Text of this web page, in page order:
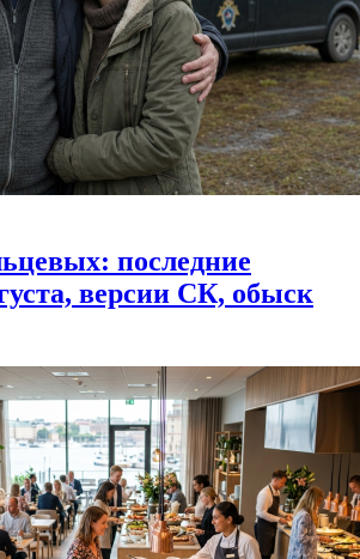
последние
версии СК, обыск